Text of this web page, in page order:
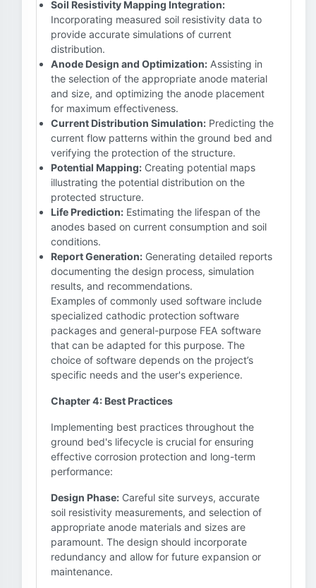
Soil Resistivity Mapping Integration:
Incorporating measured soil resistivity data to
provide accurate simulations of current
distribution.
Anode Design and Optimization: Assisting in
the selection of the appropriate anode material
and size, and optimizing the anode placement
for maximum effectiveness.
Current Distribution Simulation: Predicting the
current flow patterns within the ground bed and
verifying the protection of the structure.
Potential Mapping: Creating potential maps
illustrating the potential distribution on the
protected structure.
Life Prediction: Estimating the lifespan of the
anodes based on current consumption and soil
conditions.
Report Generation: Generating detailed reports
documenting the design process, simulation
results, and recommendations.
Examples of commonly used software include
specialized cathodic protection software
packages and general-purpose FEA software
that can be adapted for this purpose. The
choice of software depends on the project’s
specific needs and the user's experience.
Chapter 4: Best Practices
Implementing best practices throughout the
ground bed's lifecycle is crucial for ensuring
effective corrosion protection and long-term
performance:
Design Phase: Careful site surveys, accurate
soil resistivity measurements, and selection of
appropriate anode materials and sizes are
paramount. The design should incorporate
redundancy and allow for future expansion or
maintenance.